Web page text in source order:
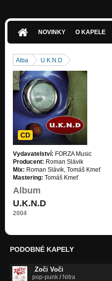
Bez Zmyslov (feat. Edit Andel-Kovac)
NOVINKY O KAPELE
Alba U.K.N.D
CD
Vydavatelství: FORZA Music
Producent: Roman Slávik
Mix: Roman Slávik, Tomáš Kmeť
Mastering: Tomáš Kmeť
Album
U.K.N.D
2004
PODOBNÉ KAPELY
Zoči Voči
pop-punk / Nitra